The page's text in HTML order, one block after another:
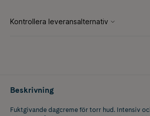
Beskrivning
Fuktgivande dagcreme för torr hud. Intensiv